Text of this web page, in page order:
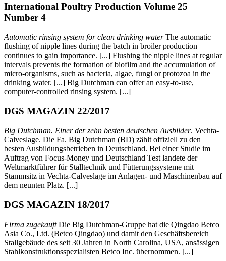
International Poultry Production Volume 25
Number 4
Automatic rinsing system for clean drinking waterThe automatic
flushing of nipple lines during the batch in broiler production
continues to gain importance. [...] Flushing the nipple lines at regular
intervals prevents the formation of biofilm and the accumulation of
micro-organisms, such as bacteria, algae, fungi or protozoa in the
drinking water. [...] Big Dutchman can offer an easy-to-use,
computer-controlled rinsing system. [...]
DGS MAGAZIN 22/2017
Big Dutchman. Einer der zehn besten deutschen Ausbilder. Vechta-
Calveslage. Die Fa. Big Dutchman (BD) zählt offiziell zu den
besten Ausbildungsbetrieben in Deutschland. Bei einer Studie im
Auftrag von Focus-Money und Deutschland Test landete der
Weltmarktführer für Stalltechnik und Fütterungssysteme mit
Stammsitz in Vechta-Calveslage im Anlagen- und Maschinenbau auf
dem neunten Platz. [...]
DGS MAGAZIN 18/2017
Firma zugekauftDie Big Dutchman-Gruppe hat die Qingdao Betco
Asia Co., Ltd. (Betco Qingdao) und damit den Geschäftsbereich
Stallgebäude des seit 30 Jahren in North Carolina, USA, ansässigen
Stahlkonstruktionsspezialisten Betco Inc. übernommen. [...]